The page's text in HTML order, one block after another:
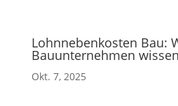
Lohnnebenkosten Bau:
Bauunternehmen
Okt. 7, 2025